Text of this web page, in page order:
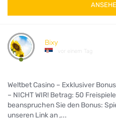
Bixy
vor einem Tag
Weltbet Casino – Exklusiver
– NICHT WIR! Betrag: 50
beanspruchen Sie den Bonus:
unseren Link an ,...